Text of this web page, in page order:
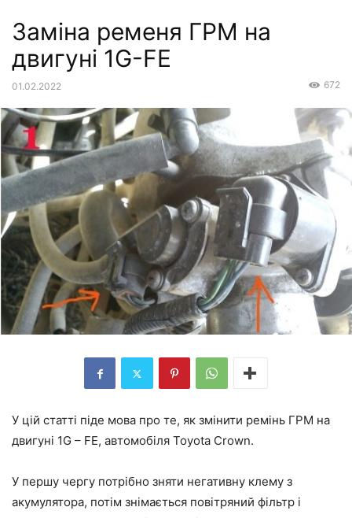
Заміна ременя ГРМ на
двигуні 1G-FE
01.02.2022 672
У цій статті піде мова про те, як змінити ремінь ГРМ на
двигуні 1G – FE, автомобіля Toyota Crown.
У першу чергу потрібно зняти негативну клему з
акумулятора, потім знімається повітряний фільтр і